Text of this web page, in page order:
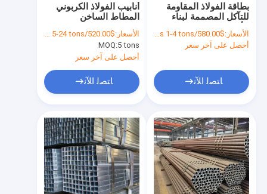
أنابيب الفولاذ الكربوني
المطاط الساخن
المصممة لتطبيقات العمل
الثقيل توفر أداءً وموثوقية
طويلة الأمد
الأسعار:$520.00/tons 5-24 tons
MOQ:5 tons
أحصل على آخر سعر
ﺎﺘﺼﻟ ﺍﻶﻧ
بطاقة الفولاذ المقاومة
للتآكل المصممة لبناء
الأسطح والتصنيع
الصناعي
الأسعار:$580.00/tons 1-4 tons
أحصل على آخر سعر
ﺎﺘﺼﻟ ﺍﻶﻧ